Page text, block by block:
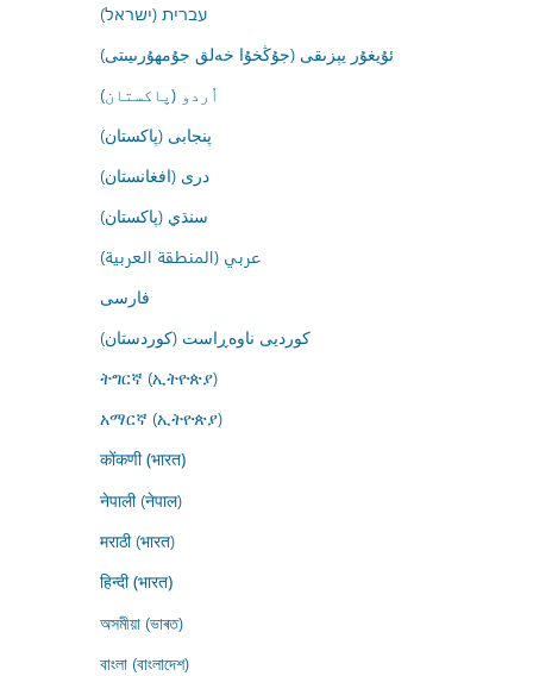
עברית (ישראל)
ئۇيغۇر يېزىقى (جۇڭخۇا خەلق جۇمھۇرىيىتى)
اُردو (پاکستان)
پنجابی (پاکستان)
درى (افغانستان)
سنڌي (پاکستان)
عربي (المنطقة العربية)
فارسى
کوردیی ناوەڕاست (کوردستان)
ትግርኛ (ኢትዮጵያ)
አማርኛ (ኢትዮጵያ)
कोंकणी (भारत)
नेपाली (नेपाल)
मराठी (भारत)
हिन्दी (भारत)
অসমীয়া (ভাৰত)
বাংলা (বাংলাদেশ)